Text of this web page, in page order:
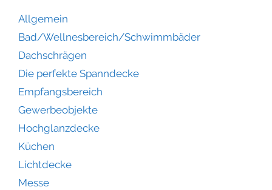
Allgemein
Bad/Wellnesbereich/Schwimmbäder
Dachschrägen
Die perfekte Spanndecke
Empfangsbereich
Gewerbeobjekte
Hochglanzdecke
Küchen
Lichtdecke
Messe